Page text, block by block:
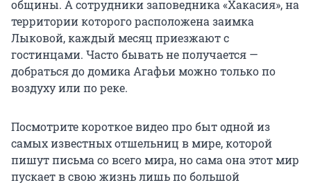
общины. А сотрудники заповедника «Хакасия», на
территории которого расположена заимка
Лыковой, каждый месяц приезжают с
гостинцами. Часто бывать не получается —
добраться до домика Агафьи можно только по
воздуху или по реке.
Посмотрите короткое видео про быт одной из
самых известных отшельниц в мире, которой
пишут письма со всего мира, но сама она этот мир
пускает в свою жизнь лишь по большой